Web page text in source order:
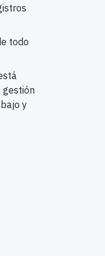
todo
gestión
y